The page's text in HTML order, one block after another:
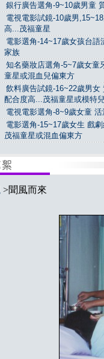
銀行廣告選角-9~10歲男童
電視電影試鏡-10歲男
高...茂福童星
電影選角-14~17歲女孩台
家族
知名藥妝店選角-5~7歲女童
童星或混血兒偏東方
飲料廣告試鏡-16~22歲男
配合度高...茂福童星或模特
電視電影選角-8~9歲女童
電影選角-15~17歲女生 戲
茂福童星或混血偏東方
>聞風而來